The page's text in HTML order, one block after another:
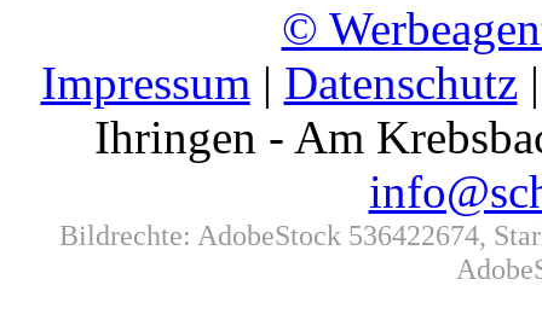
©
Impressum | Datenschutz|
Ihringen - Am
Bildrechte: AdobeStock 536422674,